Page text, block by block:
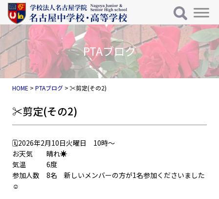
コンテンツへスキップ
メインナビゲーション
HOME >PTAブログ >✂️剪定(その2)
✂️剪定(その2)
🗓️2026年2月10日火曜日 10時〜
お天気 晴れ☀️
気温 6度
参加人数 8名 新しいメンバーの方が1名参加くださいました
☺️